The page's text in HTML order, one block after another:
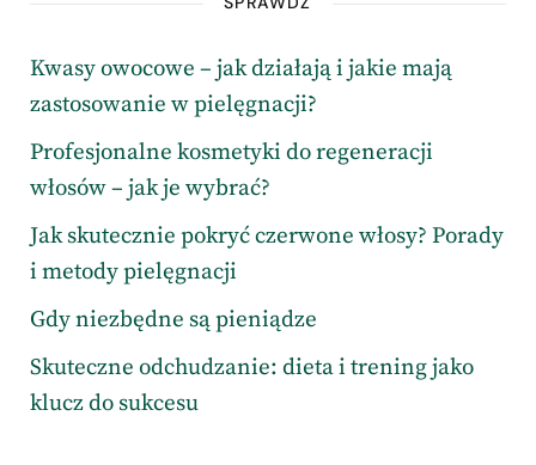
Kwasy owocowe – jak działają i jakie mają
zastosowanie w pielęgnacji?
Profesjonalne kosmetyki do regeneracji
włosów – jak je wybrać?
Jak skutecznie pokryć czerwone włosy? Porady
i metody pielęgnacji
Gdy niezbędne są pieniądze
Skuteczne odchudzanie: dieta i trening jako
klucz do sukcesu